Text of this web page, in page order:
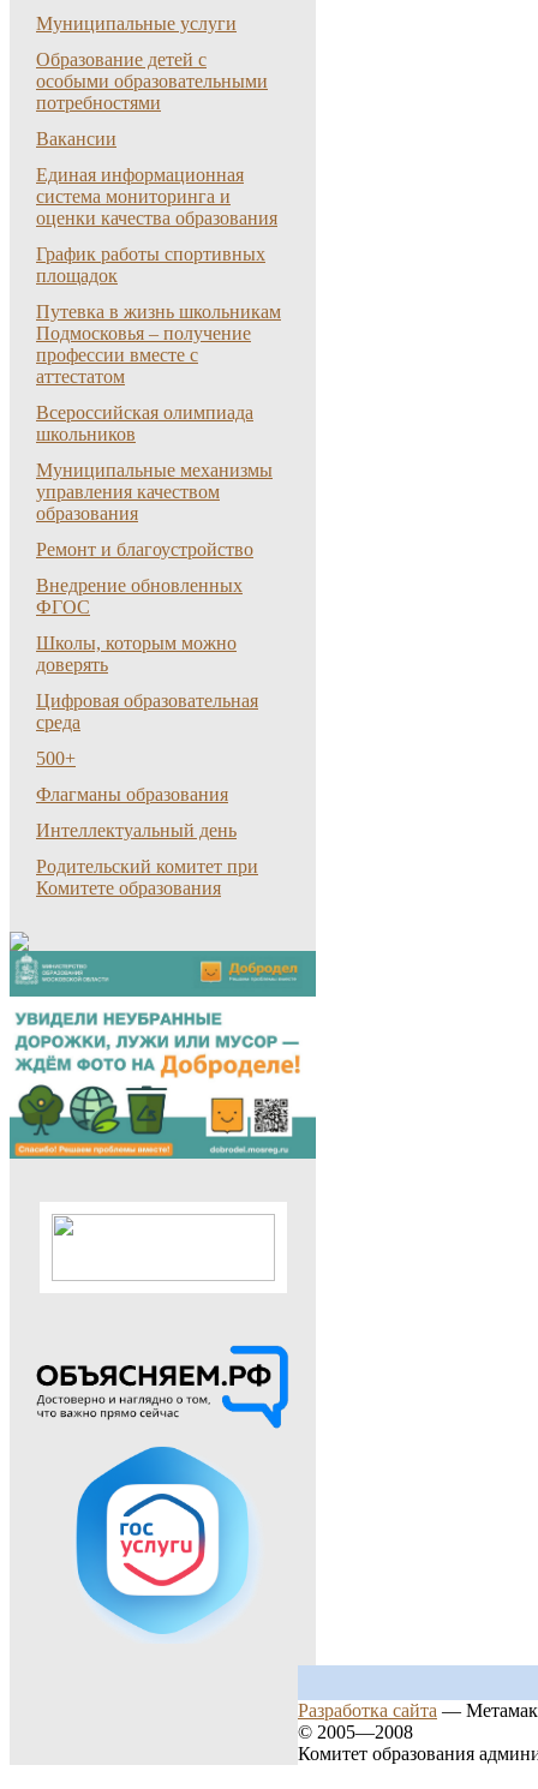
Муниципальные услуги
Образование детей с
особыми образовательными
потребностями
Вакансии
Единая информационная
система мониторинга и
оценки качества образования
График работы спортивных
площадок
Путевка в жизнь школьникам
Подмосковья – получение
профессии вместе с
аттестатом
Всероссийская олимпиада
школьников
Муниципальные механизмы
управления качеством
образования
Ремонт и благоустройство
Внедрение обновленных
ФГОС
Школы, которым можно
доверять
Цифровая образовательная
среда
500+
Флагманы образования
Интеллектуальный день
Родительский комитет при
Комитете образования
Разработка сайта —
© 2005—2008
Комитет образования